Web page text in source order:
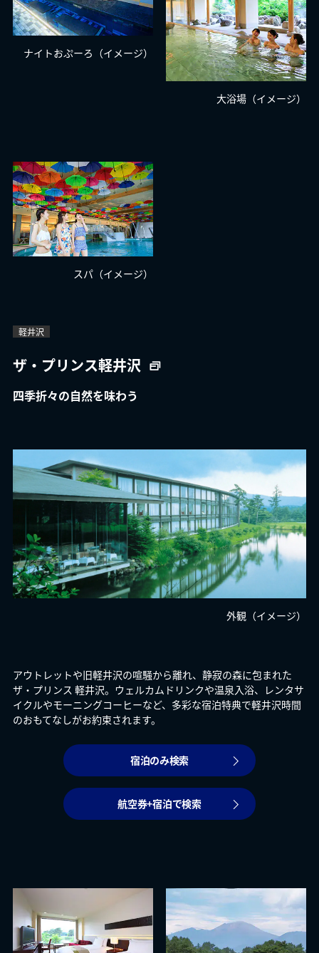
ナイトおぷーろ（イメージ）
大浴場（イメージ）
スパ（イメージ）
軽井沢
ザ・プリンス軽井沢
四季折々の自然を味わう
アウトレットや旧軽井沢の喧騒から離れ、静寂の森に包まれた
ザ・プリンス 軽井沢。ウェルカムドリンクや温泉入浴、レンタサ
イクルやモーニングコーヒーなど、多彩な宿泊特典で軽井沢時間
のおもてなしがお約束されます。
宿泊のみ検索
航空券+宿泊で検索
外観（イメージ）